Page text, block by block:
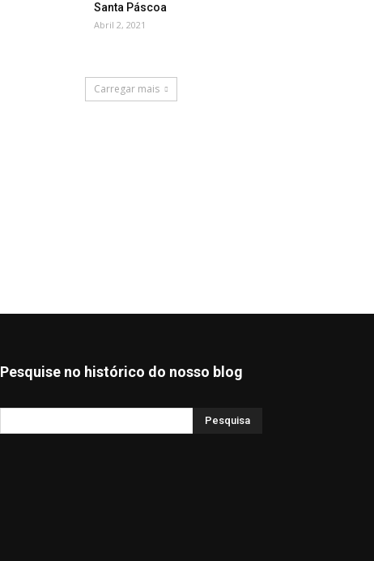
Santa Páscoa
Abril 2, 2021
Carregar mais
Pesquise no histórico do nosso blog